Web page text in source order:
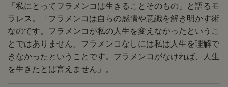
「私にとってフラメンコは生きることそのもの」と語るモ
ラレス。「フラメンコは自らの感情や意識を解き明かす術
なのです。フラメンコが私の人生を変えなかったというこ
とではありません。フラメンコなしには私は人生を理解で
きなかったということです。フラメンコがなければ、人生
を生きたとは言えません」。